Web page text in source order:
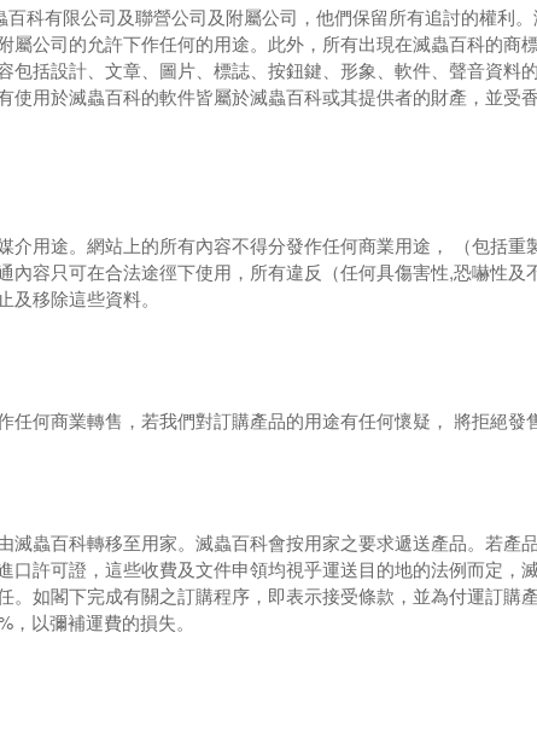
百科有限公司及聯營公司及附屬公司， 他們保留所有追討的權利
屬公司的允許下作任何的用途。此外，所有出現在滅蟲百科的商
包括設計、文章、圖片、標誌、按鈕鍵、形象、軟件、聲音資
使用於滅蟲百科的軟件皆屬於滅蟲百科或其提供者的財產，並受
用途。網站上的所有內容不得分發作任何商業用途，
（包括
內容只可在合法途徑下使用，所有違反（任何具傷害性,恐嚇性及
移除這些資料。
何商業轉售，若我們對訂購產品的用途有任何懷疑， 將拒絕發
滅蟲百科轉移至用家。滅蟲百科會按用家之要求遞送產品。若產
口許可證，這些收費及文件申領均視乎運送目的地的法例而定，
。如閣下完成有關之訂購程序，即表示接受條款，並為付運訂購
，以彌補運費的損失。